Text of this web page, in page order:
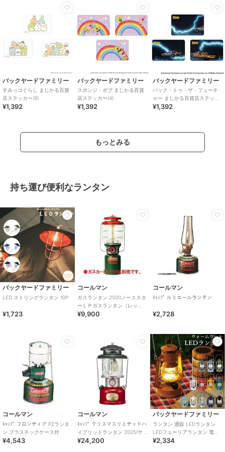
バックヤードファミリー
すみっコぐらし まじかる百貨
店ステッカー(9)
¥1,392
バックヤードファミリー
スポンジ・ボブ まじかる百貨
店ステッカー(4)
¥1,392
バックヤードファミリー
バック・トゥ・ザ・フューチ
ャー まじかる百貨店ステッカ
ー(1)
¥1,392
もっとみる
持ち運び便利なランタン
バックヤードファミリー
LED ストリングランタン 10P
¥1,723
コールマン
ガスランタン 2500ノーススタ
ーＬＰガスランタン（レッ
ド）
¥9,900
コールマン
ｷｬﾝﾌﾟ ルミエールランタン
¥2,728
コールマン
ｷｬﾝﾌﾟ フロンティア PZランタ
ン プラスチックケース付
¥4,543
コールマン
ｷｬﾝﾌﾟ クリスマスリミテッドハ
イブリッドランタン 2025(サ
ンタクロースエディション)
¥24,200
バックヤードファミリー
ランタン 通販 LEDランタン
LEDフェーリアランタン 電池
式 LED インテリア 照明 持ち
¥2,334